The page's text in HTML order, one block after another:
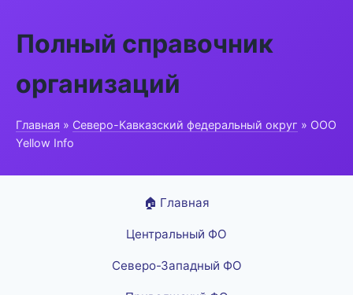
Полный справочник
организаций
Главная » Северо-Кавказский федеральный округ » ООО
Yellow Info
🏠 Главная
Центральный ФО
Северо-Западный ФО